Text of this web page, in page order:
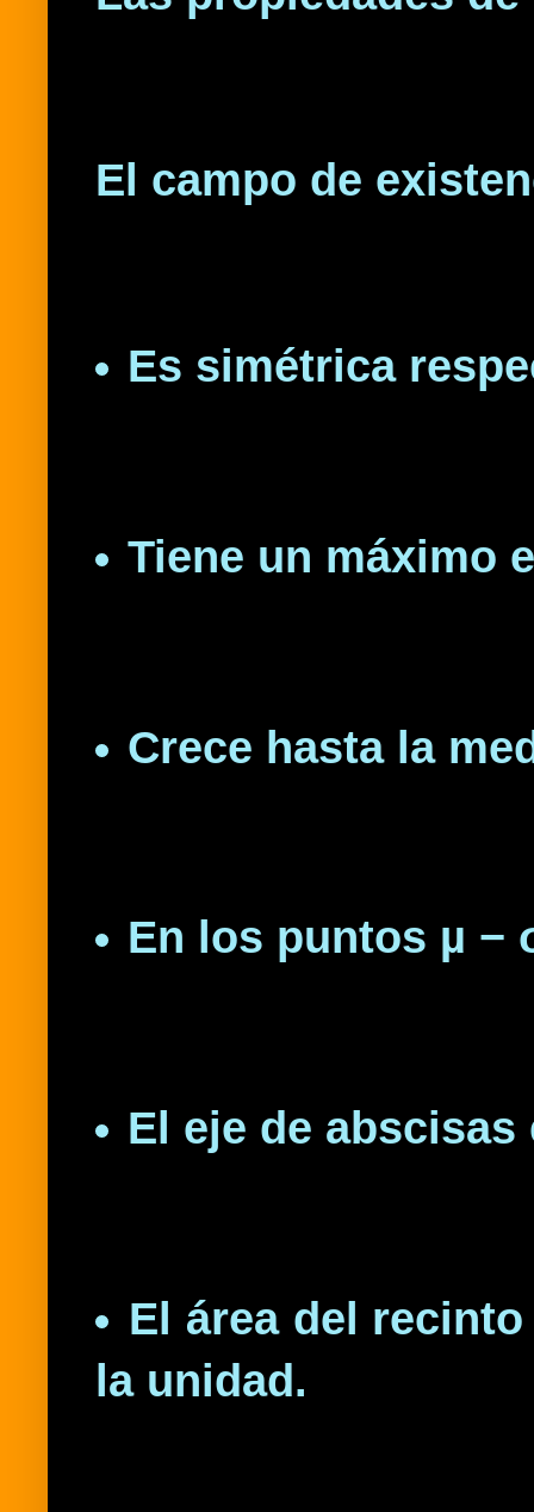
El campo de
Es simétrica
Tiene un máximo
Crece hasta la
En los puntos µ −
El eje de
El área del
la unidad.